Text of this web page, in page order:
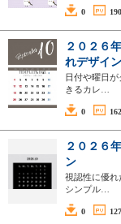
0 190
２０２６
れデザイン
日付や曜日
きるカレ…
0 162
２０２６
ン
視認性に優れ
シンプル…
0 127